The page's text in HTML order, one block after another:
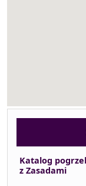
Katalog
z Zasadami